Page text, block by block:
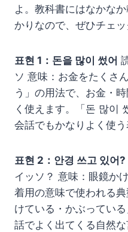
よ。教科書にはなかな
かりなので、ぜひチェッ
표현 1：돈을 많이 썼어
ソ 意味：お金をたくさ
う」の用法で、お金・
く使えます。「돈 많이
会話でもかなりよく使う
표현 2：안경 쓰고 있어?
イッソ？ 意味：眼鏡か
着用の意味で使われる
けている・かぶってい
話でよく出てくる自然な